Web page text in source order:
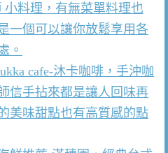
小料理，有無菜單料理也
一個可以讓你放鬆享用各
。
cafe-沐卡咖啡，手沖咖
信手拈來都是讓人回味再
美味甜點也有高質感的點